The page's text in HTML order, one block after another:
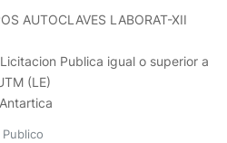
AUTOCLAVES LABORAT-XII
Publica igual o superior a
(LE)